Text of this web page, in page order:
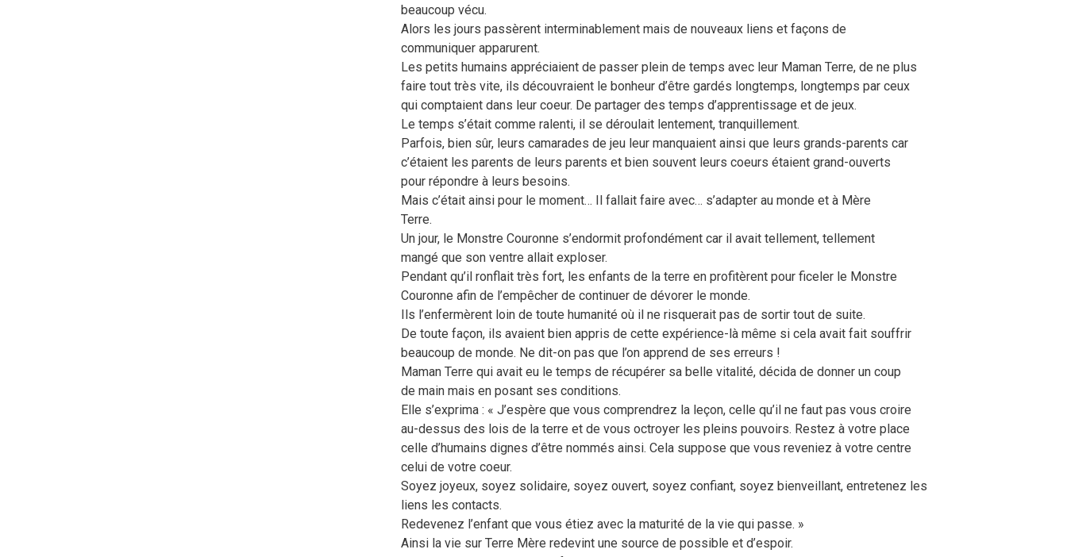
beaucoup vécu.
Alors les jours passèrent interminablement mais de nouveaux liens et façons de
communiquer apparurent.
Les petits humains appréciaient de passer plein de temps avec leur Maman Terre, de ne plus
faire tout très vite, ils découvraient le bonheur d’être gardés longtemps, longtemps par ceux
qui comptaient dans leur coeur. De partager des temps d’apprentissage et de jeux.
Le temps s’était comme ralenti, il se déroulait lentement, tranquillement.
Parfois, bien sûr, leurs camarades de jeu leur manquaient ainsi que leurs grands-parents car
c’étaient les parents de leurs parents et bien souvent leurs coeurs étaient grand-ouverts
pour répondre à leurs besoins.
Mais c’était ainsi pour le moment… Il fallait faire avec… s’adapter au monde et à Mère
Terre.
Un jour, le Monstre Couronne s’endormit profondément car il avait tellement, tellement
mangé que son ventre allait exploser.
Pendant qu’il ronflait très fort, les enfants de la terre en profitèrent pour ficeler le Monstre
Couronne afin de l’empêcher de continuer de dévorer le monde.
Ils l’enfermèrent loin de toute humanité où il ne risquerait pas de sortir tout de suite.
De toute façon, ils avaient bien appris de cette expérience-là même si cela avait fait souffrir
beaucoup de monde. Ne dit-on pas que l’on apprend de ses erreurs !
Maman Terre qui avait eu le temps de récupérer sa belle vitalité, décida de donner un coup
de main mais en posant ses conditions.
Elle s’exprima : « J’espère que vous comprendrez la leçon, celle qu’il ne faut pas vous croire
au-dessus des lois de la terre et de vous octroyer les pleins pouvoirs. Restez à votre place
celle d’humains dignes d’être nommés ainsi. Cela suppose que vous reveniez à votre centre
celui de votre coeur.
Soyez joyeux, soyez solidaire, soyez ouvert, soyez confiant, soyez bienveillant, entretenez les
liens les contacts.
Redevenez l’enfant que vous étiez avec la maturité de la vie qui passe. »
Ainsi la vie sur Terre Mère redevint une source de possible et d’espoir.